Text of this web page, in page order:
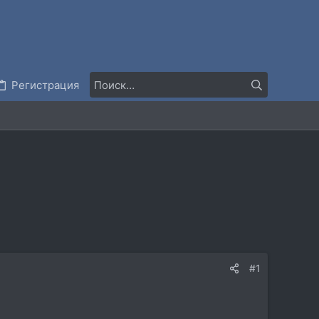
Регистрация
#1